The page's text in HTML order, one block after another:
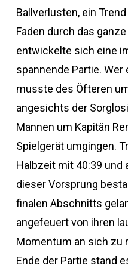
Ballverlusten, ein
Faden durch das
entwickelte sich eine
spannende Partie.
musste des Öfteren
angesichts der
Mannen um Kapitän
Spielgerät umgingen.
Halbzeit mit 40:39 und
dieser Vorsprung
finalen Abschnitts
angefeuert von ihren
Momentum an sich zu
Ende der Partie stand